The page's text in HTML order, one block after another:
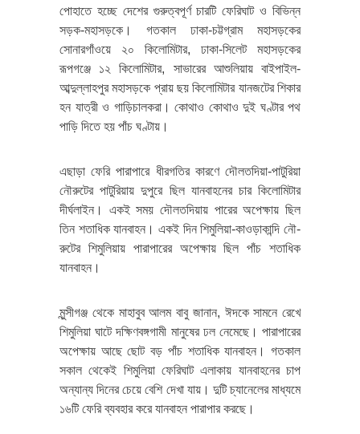
পোহাতে হচ্ছে দেশের গুরুত্বপূর্ণ চারটি ফেরিঘাট ও বিভিন্ন
সড়ক-মহাসড়কে। গতকাল ঢাকা-চট্টগ্রাম মহাসড়কের
সোনারগাঁওয়ে ২০ কিলোমিটার, ঢাকা-সিলেট মহাসড়কের
রূপগঞ্জে ১২ কিলোমিটার, সাভারের আশুলিয়ায় বাইপাইল-
আব্দুল্লাহপুর মহাসড়কে প্রায় ছয় কিলোমিটার যানজটের শিকার
হন যাত্রী ও গাড়িচালকরা। কোথাও কোথাও দুই ঘণ্টার পথ
পাড়ি দিতে হয় পাঁচ ঘণ্টায়।
এছাড়া ফেরি পারাপারে ধীরগতির কারণে দৌলতদিয়া-পাটুরিয়া
নৌরুটের পাটুরিয়ায় দুপুরে ছিল যানবাহনের চার কিলোমিটার
দীর্ঘলাইন। একই সময় দৌলতদিয়ায় পারের অপেক্ষায় ছিল
তিন শতাধিক যানবাহন। একই দিন শিমুলিয়া-কাওড়াকান্দি নৌ-
রুটের শিমুলিয়ায় পারাপারের অপেক্ষায় ছিল পাঁচ শতাধিক
যানবাহন।
মুন্সীগঞ্জ থেকে মাহাবুব আলম বাবু জানান, ঈদকে সামনে রেখে
শিমুলিয়া ঘাটে দক্ষিণবঙ্গগামী মানুষের ঢল নেমেছে। পারাপারের
অপেক্ষায় আছে ছোট বড় পাঁচ শতাধিক যানবাহন। গতকাল
সকাল থেকেই শিমুলিয়া ফেরিঘাট এলাকায় যানবাহনের চাপ
অন্যান্য দিনের চেয়ে বেশি দেখা যায়। দুটি চ্যানেলের মাধ্যমে
১৬টি ফেরি ব্যবহার করে যানবাহন পারাপার করছে।